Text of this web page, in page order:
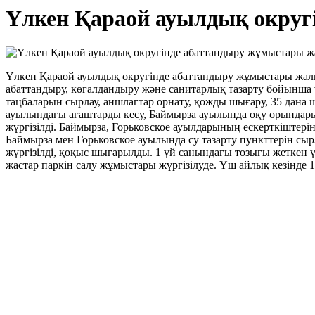
Үлкен Қараой ауылдық
Үлкен Қараой ауылдық округінде абаттандыру жұмыстары
абаттандыру, көгалдандыру және санитарлық тазарту
таңбаларын сырлау, аншлагтар орнату, қожды шығару, 35 дана
ауылындағы ағаштарды кесу, Баймырза ауылында оқу
жүргізілді. Баймырза, Горьковское ауылдарының
Баймырза мен Горьковское ауылында су тазарту пункттерін
жүргізілді, қоқыс шығарылды. 1 үй санындағы тозығы
жастар паркін салу жұмыстары жүргізілуде. Үш айлық кезінде 12